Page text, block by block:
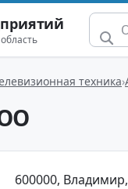
техника
600000,